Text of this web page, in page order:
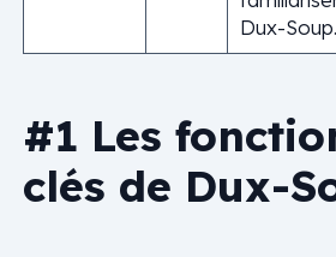
Dux-Soup.
#1 Les
clés de Dux-